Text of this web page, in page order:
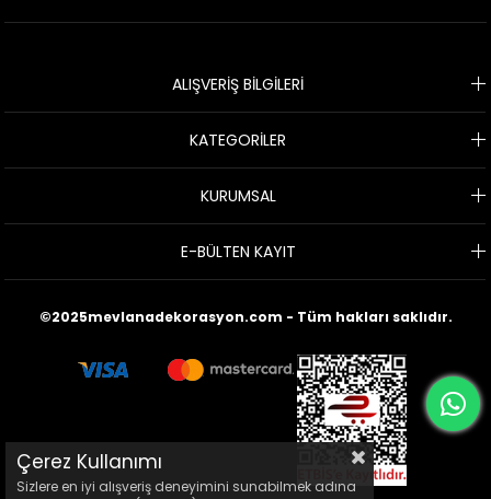
ALIŞVERİŞ BİLGİLERİ
KATEGORİLER
KURUMSAL
E-BÜLTEN KAYIT
©2025mevlanadekorasyon.com - Tüm hakları saklıdır.
Çerez Kullanımı
Sizlere en iyi alışveriş deneyimini sunabilmek adına